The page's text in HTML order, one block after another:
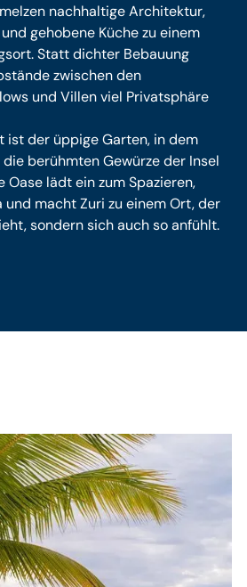
nachhaltige Architektur,
gehobene Küche zu einem
Statt dichter Bebauung
zwischen den
und Villen viel Privatsphäre
ist der üppige Garten, in dem
berühmten Gewürze der Insel
Oase lädt ein zum Spazieren,
und macht Zuri zu einem Ort, der
sondern sich auch so anfühlt.